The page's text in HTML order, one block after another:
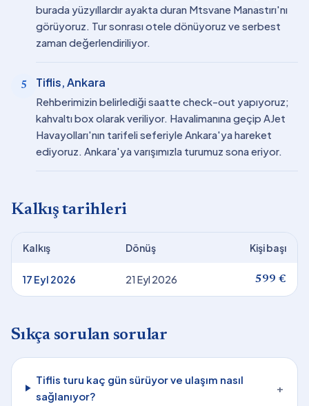
burada yüzyıllardır ayakta duran Mtsvane Manastırı'nı
görüyoruz. Tur sonrası otele dönüyoruz ve serbest
zaman değerlendiriliyor.
5 Tiflis, Ankara
Rehberimizin belirlediği saatte check-out yapıyoruz;
kahvaltı box olarak veriliyor. Havalimanına geçip AJet
Havayolları'nın tarifeli seferiyle Ankara'ya hareket
ediyoruz. Ankara'ya varışımızla turumuz sona eriyor.
Kalkış tarihleri
Kalkış Dönüş Kişi başı
17 Eyl 2026 21 Eyl 2026 599 €
Sıkça sorulan sorular
Tiflis turu kaç gün sürüyor ve ulaşım nasıl
sağlanıyor?
+